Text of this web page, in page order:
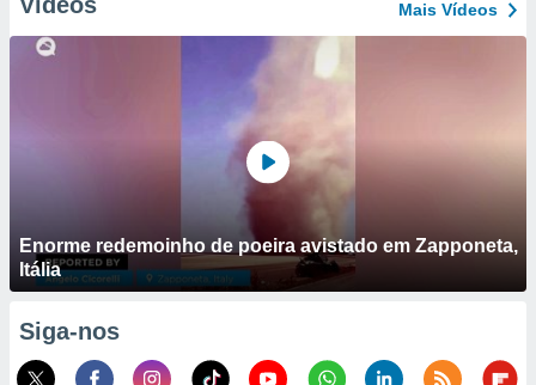
Mais Vídeos
Enorme redemoinho de poeira avistado em Zapponeta,
Itália
Siga-nos